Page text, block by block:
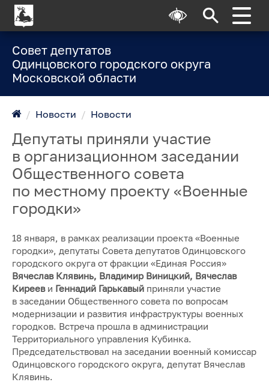
Совет депутатов
Одинцовского городского округа
Московской области
/ Новости / Новости
Депутаты приняли участие
в организационном заседании
Общественного совета
по местному проекту «Военные
городки»
18 января, в рамках реализации проекта «Военные
городки», депутаты Совета депутатов Одинцовского
городского округа от фракции «Единая Россия»
Вячеслав Клявинь, Владимир Виницкий, Вячеслав
Кирееви Геннадий Гарькавыйприняли участие
в заседании Общественного совета по вопросам
модернизации и развития инфраструктуры военных
городков. Встреча прошла в администрации
Территориального управления Кубинка.
Председательствовал на заседании военный комиссар
Одинцовского городского округа, депутат Вячеслав
Клявинь.